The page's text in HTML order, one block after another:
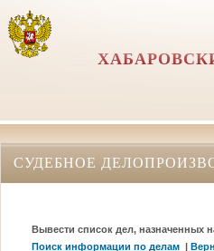
СУДЕБНОЕ
Вывести список дел, назначенных
Поиск информации по делам |